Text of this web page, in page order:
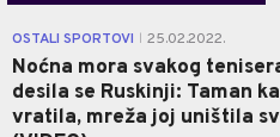
OSTALI SPORTOVI 25.02.2022.
Noćna mora svakog
desila se Ruskinji: Taman
vratila, mreža joj uništila